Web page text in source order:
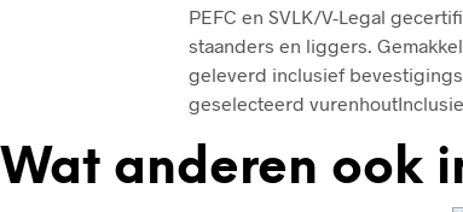
PEFC en SVLK/V-Legal
staanders en liggers.
geleverd inclusief
geselecteerd
Wat anderen ook